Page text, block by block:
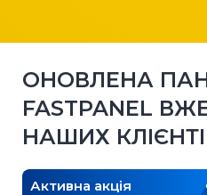
ОНОВЛЕНА
FASTPANEL
НАШИХ
Активна акція